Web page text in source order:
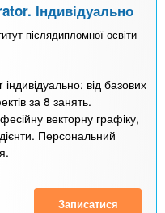
Індивідуально
післядипломної освіти
від базових
за 8 занять.
векторну графіку,
Персональний
Записатися